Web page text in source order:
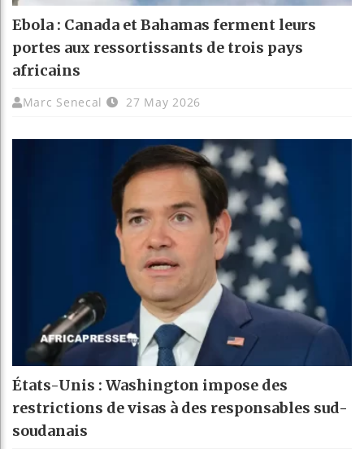
Ebola : Canada et Bahamas ferment leurs
portes aux ressortissants de trois pays
africains
Marc Senecal 27 May 2026
États-Unis : Washington impose des
restrictions de visas à des responsables sud-
soudanais